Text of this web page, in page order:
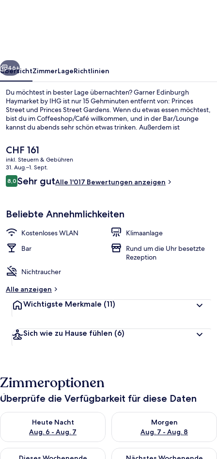
Weiter
46+
ÜbersichtZimmerLageRichtlinien
Du möchtest in bester Lage übernachten? Garner Edinburgh
Haymarket by IHG ist nur 15 Gehminuten entfernt von: Princes
Street und Princes Street Gardens. Wenn du etwas essen möchtest,
bist du im Coffeeshop/Café willkommen, und in der Bar/Lounge
kannst du abends sehr schön etwas trinken. Außerdem ist
George Street. Die Unterkunft ist nur einen kurzen Fußmarsch von
den öffentlichen Verkehrsmitteln entfernt: Zur U-Bahn
(Straßenbahnhaltestelle Haymarket) sind es nur wenige Schritte.
Der
aktuelle
Preis
beträgt
CHF 161.
CHF 161
inkl. Steuern & Gebühren
31. Aug.–1. Sept.
Bewertungen
8,08,0 von 10.
Sehr gutAlle 1'017 Bewertungen anzeigen
Beliebte Annehmlichkeiten
Kostenloses WLAN
Klimaanlage
Bar
Rund um die Uhr besetzte
Rezeption
Nichtraucher
Alle anzeigen
Wichtigste Merkmale (11)
Sich wie zu Hause fühlen (6)
Zimmeroptionen
Überprüfe die Verfügbarkeit für diese Daten
Heute Nacht
Aug. 6 - Aug. 7
Überprüfe die Verfügbarkeit für heute Nacht, Aug. 6 - Aug. 7.
Morgen
Aug. 7 - Aug. 8
Überprüfe die Verfügbarkeit
Überprüfe die Verfügbarkeit für dieses Wochenende, Aug. 7
Überprüfe die Verfügbarkeit